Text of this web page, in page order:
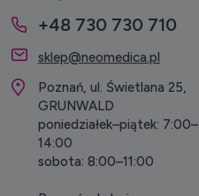
+48 730 730 710
sklep@neomedica.pl
Poznań, ul. Świetlana 25,
GRUNWALD
poniedziałek–piątek: 7:00–
14:00
sobota: 8:00–11:00